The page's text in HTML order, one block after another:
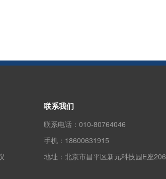
联系我们
联系电话： 010-80764046
手机： 18600631915
地址： 北京市昌平区新元科技园E座206